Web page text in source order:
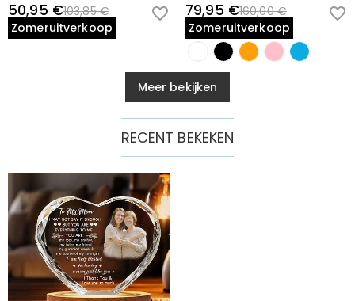
50,95 €103,85 €
Zomeruitverkoop
79,95 €160,00 €
Zomeruitverkoop
Meer bekijken
RECENT BEKEKEN